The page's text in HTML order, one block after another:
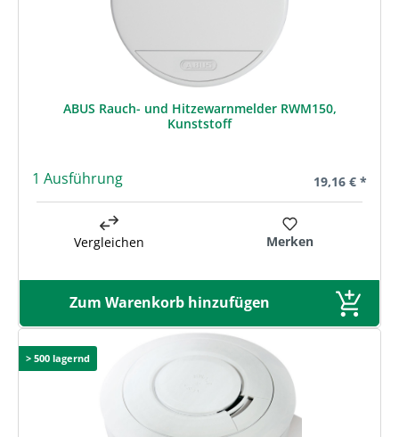
ABUS Rauch- und Hitzewarnmelder RWM150,
Kunststoff
1 Ausführung Regulärer
19,16 € *
Vergleichen Merken
Zum Warenkorb hinzufügen
> 500 lagernd